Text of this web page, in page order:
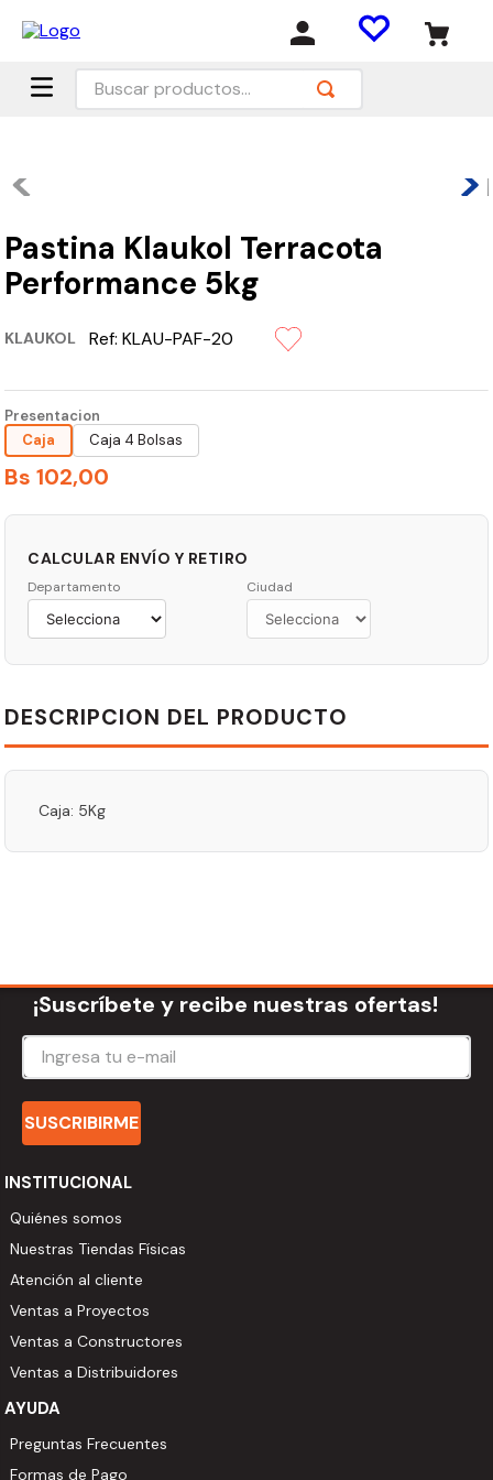
Buscar productos...
Pastina Klaukol Terracota
Performance 5kg
KLAUKOL Ref:KLAU-PAF-20
Presentacion
Caja
Caja 4 Bolsas
Bs 102,00
CALCULAR ENVÍO Y RETIRO
Departamento Ciudad
DESCRIPCION DEL PRODUCTO
Caja: 5Kg
¡Suscríbete y recibe nuestras ofertas!
SUSCRIBIRME
INSTITUCIONAL
Quiénes somos
Nuestras Tiendas Físicas
Atención al cliente
Ventas a Proyectos
Ventas a Constructores
Ventas a Distribuidores
AYUDA
Preguntas Frecuentes
Formas de Pago